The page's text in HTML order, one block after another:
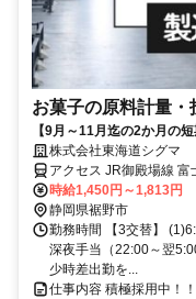
お菓子の原料計量・
【9月～11月迄の2か月の
ーやパイなどのお菓子製造
験からOK！
株式会社東海道シグマ
アクセス JR御殿場線
迎バス有（規定有）
時給1,450円～1,813円
静岡県裾野市
勤務時間 【3交替】
深夜手当（22:00～翌
少時差出勤を...
仕事内容 積極採用中！